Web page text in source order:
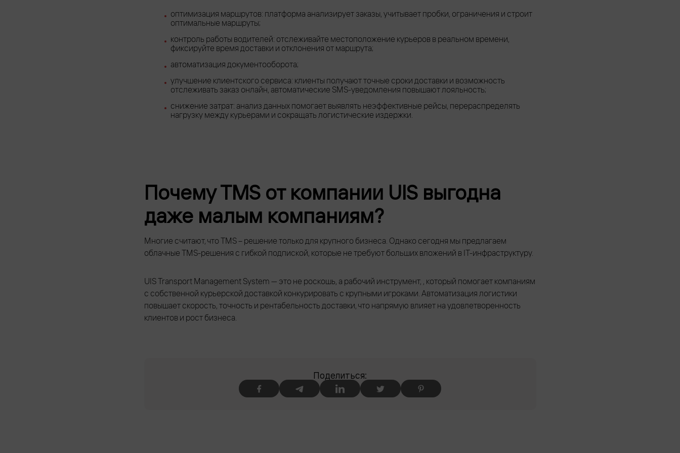
оптимизация маршрутов: платформа анализирует заказы, учитывает пробки, ограничения и строит
оптимальные маршруты;
контроль работы водителей: отслеживайте местоположение курьеров в реальном времени,
фиксируйте время доставки и отклонения от маршрута;
автоматизация документооборота;
улучшение клиентского сервиса: клиенты получают точные сроки доставки и возможность
отслеживать заказ онлайн, автоматические SMS-уведомления повышают лояльность;
снижение затрат: анализ данных помогает выявлять неэффективные рейсы, перераспределять
нагрузку между курьерами и сокращать логистические издержки.
Почему TMS от компании UIS выгодна
даже малым компаниям?
Многие считают, что TMS – решение только для крупного бизнеса. Однако сегодня мы предлагаем
облачные TMS-решения с гибкой подпиской, которые не требуют больших вложений в IT-инфраструктуру.
UIS Transport Management System — это не роскошь, а рабочий инструмент, , который помогает компаниям
с собственной курьерской доставкой конкурировать с крупными игроками. Автоматизация логистики
повышает скорость, точность и рентабельность доставки, что напрямую влияет на удовлетворенность
клиентов и рост бизнеса.
Поделиться: